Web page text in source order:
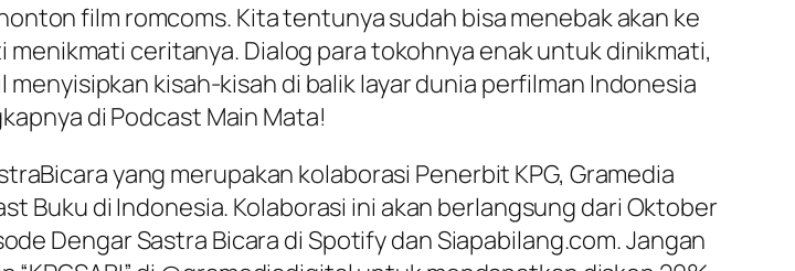
film romcoms. Kita tentunya sudah bisa menebak akan ke
ceritanya. Dialog para tokohnya enak untuk dinikmati,
kisah-kisah di balik layar dunia perfilman Indonesia
di Podcast Main Mata!
yang merupakan kolaborasi Penerbit KPG, Gramedia
Buku di Indonesia. Kolaborasi ini akan berlangsung dari Oktober
Dengar Sastra Bicara di Spotify dan Siapabilang.com. Jangan